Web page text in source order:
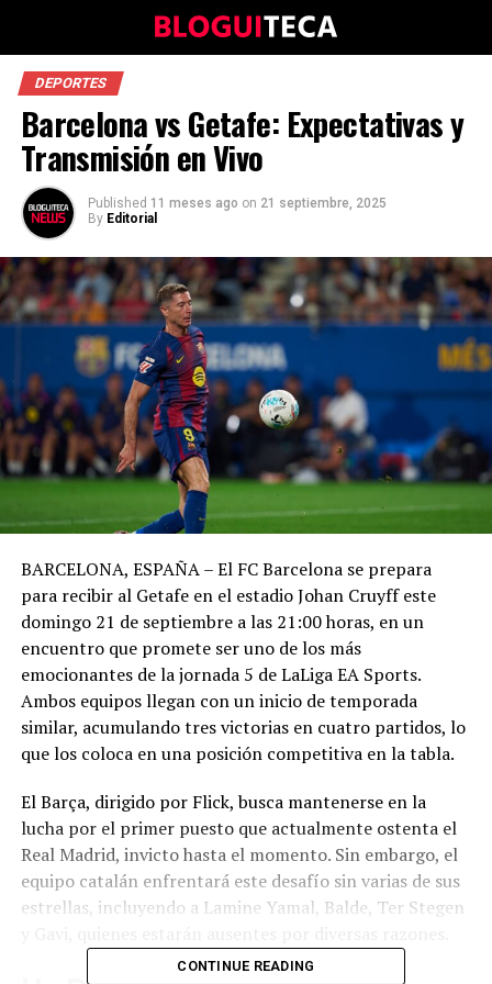
DEPORTES
Barcelona vs Getafe: Expectativas y
Transmisión en Vivo
Published 11 meses ago on 21 septiembre, 2025
By Editorial
BARCELONA, ESPAÑA – El FC Barcelona se prepara
para recibir al Getafe en el estadio Johan Cruyff este
domingo 21 de septiembre a las 21:00 horas, en un
encuentro que promete ser uno de los más
emocionantes de la jornada 5 de LaLiga EA Sports.
Ambos equipos llegan con un inicio de temporada
similar, acumulando tres victorias en cuatro partidos, lo
que los coloca en una posición competitiva en la tabla.
El Barça, dirigido por Flick, busca mantenerse en la
lucha por el primer puesto que actualmente ostenta el
Real Madrid, invicto hasta el momento. Sin embargo, el
equipo catalán enfrentará este desafío sin varias de sus
estrellas, incluyendo a Lamine Yamal, Balde, Ter Stegen
CONTINUE READING